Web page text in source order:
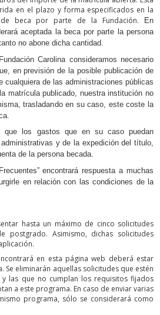
en el plazo y forma especificados en la
beca por parte de la Fundación.
En
aceptada la beca por parte la persona
no abone dicha cantidad.
Carolina consideramos necesario
en previsión de la posible publicación de
cualquiera de las administraciones públicas
matrícula publicado, nuestra institución no
trasladando en su caso, este coste la
que los gastos que en su caso puedan
y de la expedición del título,
de la persona becada.
encontrará respuesta a muchas
en relación con las condiciones de la
hasta un máximo de cinco solicitudes
Asimismo, dichas solicitudes
en esta página web deberá estar
Se eliminarán aquellas solicitudes que estén
las que no cumplan los requisitos fijados
a este programa. En caso de enviar varias
programa, sólo se considerará como